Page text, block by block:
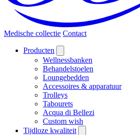
Medische collectie Contact
Producten
Wellnessbanken
Behandelstoelen
Loungebedden
Accessoires & apparatuur
Trolleys
Tabourets
Acqua di Bellezi
Custom wish
Tijdloze kwaliteit